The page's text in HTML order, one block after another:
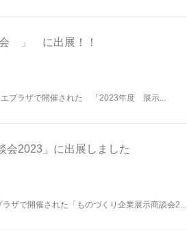
」 に出展！！
プラザで開催された 「2023年度 展示...
会2023」に出展しました
ザで開催された「ものづくり企業展示商談会2...